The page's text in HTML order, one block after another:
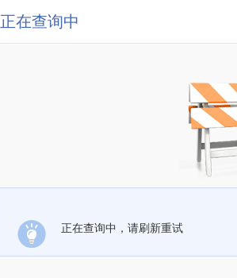
正在查询中
正在查询中，请刷新重试